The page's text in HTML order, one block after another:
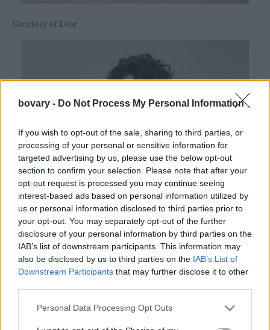
bovary - Do Not Process My Personal Information
If you wish to opt-out of the sale, sharing to third parties, or
processing of your personal or sensitive information for
targeted advertising by us, please use the below opt-out
section to confirm your selection. Please note that after your
opt-out request is processed you may continue seeing
interest-based ads based on personal information utilized by
us or personal information disclosed to third parties prior to
your opt-out. You may separately opt-out of the further
disclosure of your personal information by third parties on the
IAB’s list of downstream participants. This information may
also be disclosed by us to third parties on the IAB’s List of
Downstream Participants that may further disclose it to other
Personal Data Processing Opt Outs
Courtesy of Dior